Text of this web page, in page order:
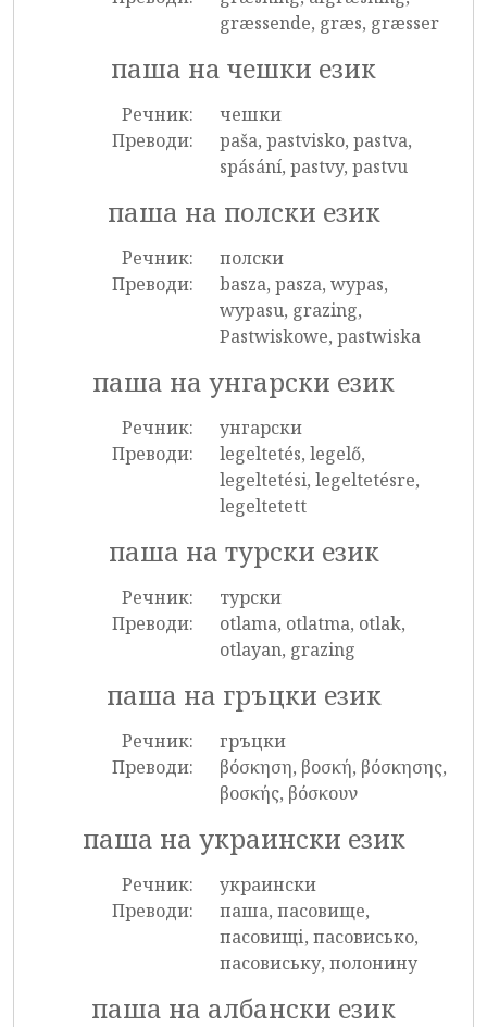
græssende, græs, græsser
паша на чешки език
Речник:
чешки
Преводи:
paša, pastvisko, pastva,
spásání, pastvy, pastvu
паша на полски език
Речник:
полски
Преводи:
basza, pasza, wypas,
wypasu, grazing,
Pastwiskowe, pastwiska
паша на унгарски език
Речник:
унгарски
Преводи:
legeltetés, legelő,
legeltetési, legeltetésre,
legeltetett
паша на турски език
Речник:
турски
Преводи:
otlama, otlatma, otlak,
otlayan, grazing
паша на гръцки език
Речник:
гръцки
Преводи:
βόσκηση, βοσκή, βόσκησης,
βοσκής, βόσκουν
паша на украински език
Речник:
украински
Преводи:
паша, пасовище,
пасовищі, пасовисько,
пасовиську, полонину
паша на албански език